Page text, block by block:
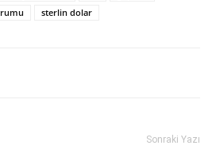
sterlin dolar
Sonraki Yazı